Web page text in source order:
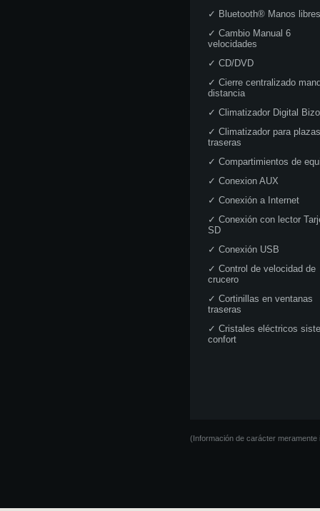
✓ Bluetooth® Manos libres
✓ Cambio Manual 6
velocidades
✓ CD/DVD
✓ Cierre centralizado
distancia
✓ Climatizador Digital
✓ Climatizador para plazas
traseras
✓ Compartimientos de
✓ Conexion AUX
✓ Conexión a Internet
✓ Conexión con lector
SD
✓ Conexión USB
✓ Control de velocidad de
crucero
✓ Cortinillas en ventanas
traseras
✓ Cristales eléctricos
confort
(Información de carácter